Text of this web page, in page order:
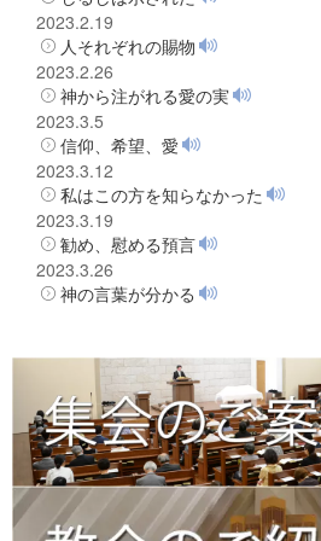
2023.2.19
人それぞれの賜物
2023.2.26
神から注がれる愛の実
2023.3.5
信仰、希望、愛
2023.3.12
私はこの方を知らなかった
2023.3.19
勧め、慰める預言
2023.3.26
神の言葉が分かる